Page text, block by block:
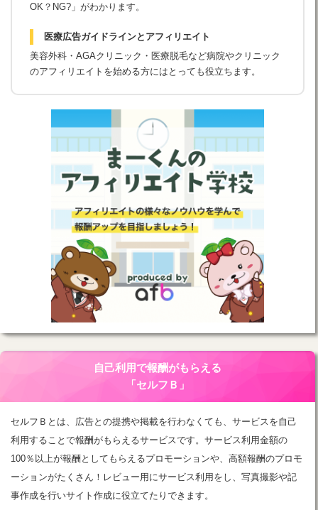
OK？NG?」がわかります。
医療広告ガイドラインとアフィリエイト
美容外科・AGAクリニック・医療脱毛など病院やクリニック
のアフィリエイトを始める方にはとっても役立ちます。
自己利用で報酬がもらえる
「セルフＢ」
セルフＢとは、広告との提携や掲載を行わなくても、サービスを自己
利用することで報酬がもらえるサービスです。サービス利用金額の
100％以上が報酬としてもらえるプロモーションや、高額報酬のプロモ
ーションがたくさん！レビュー用にサービス利用をし、写真撮影や記
事作成を行いサイト作成に役立てたりできます。